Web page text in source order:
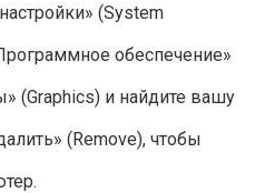
(System
обеспечение»
(Graphics) и найдите вашу
(Remove), чтобы